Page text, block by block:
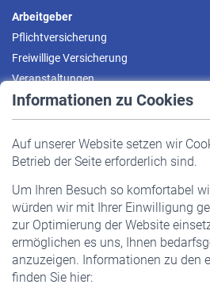
Informationen zu Cookies
Auf unserer Website setzen wir
Betrieb der Seite erforderlich sind.
Um Ihren Besuch so komfortabel
würden wir mit Ihrer Einwilligung
zur Optimierung der Website
ermöglichen es uns, Ihnen
anzuzeigen. Informationen zu den
finden Sie hier:
Arbeitgeber
Pflichtversicherung
Freiwillige Versicherung
Veranstaltungen
Pflichtversicherung
Staatliche Förderung
Veranstaltungen
Rentner
Rentenbeginn